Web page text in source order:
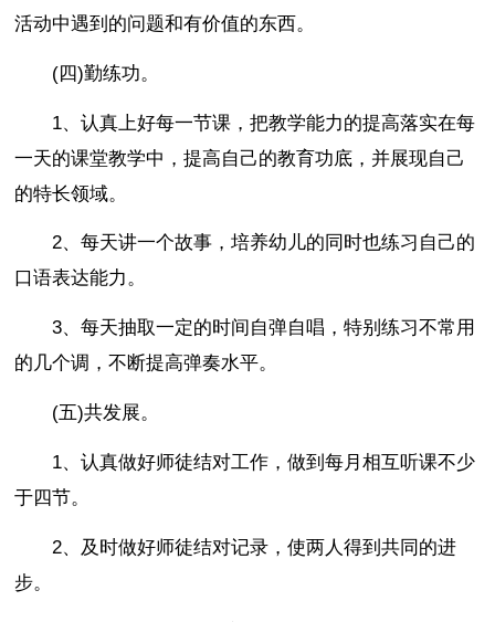
活动中遇到的问题和有价值的东西。
(四)勤练功。
1、认真上好每一节课，把教学能力的提高落实在每
一天的课堂教学中，提高自己的教育功底，并展现自己
的特长领域。
2、每天讲一个故事，培养幼儿的同时也练习自己的
口语表达能力。
3、每天抽取一定的时间自弹自唱，特别练习不常用
的几个调，不断提高弹奏水平。
(五)共发展。
1、认真做好师徒结对工作，做到每月相互听课不少
于四节。
2、及时做好师徒结对记录，使两人得到共同的进
步。